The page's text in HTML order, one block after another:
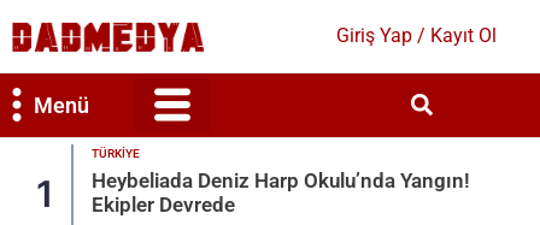
Giriş Yap / Kayıt Ol
Menü
1
TÜRKIYE
Heybeliada Deniz Harp Okulu’nda Yangın!
Ekipler Devrede